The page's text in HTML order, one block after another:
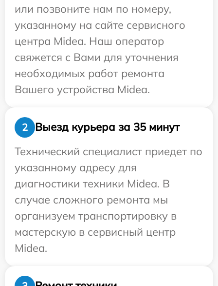
или позвоните нам по номеру,
указанному на сайте сервисного
центра Midea. Наш оператор
свяжется с Вами для уточнения
необходимых работ ремонта
Вашего устройства Midea.
2
Выезд курьера за 35 минут
Технический специалист приедет по
указанному адресу для
диагностики техники Midea. В
случае сложного ремонта мы
организуем транспортировку в
мастерскую в сервисный центр
Midea.